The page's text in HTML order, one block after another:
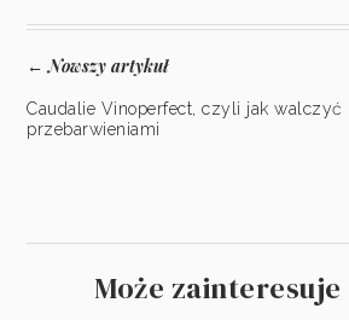
←Nowszy artykuł
Caudalie Vinoperfect, czyli jak walczyć
przebarwieniami
Może zainteresuje